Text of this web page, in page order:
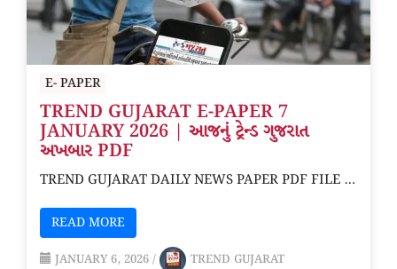
E- PAPER
TREND GUJARAT E-PAPER 7
JANUARY 2026 | આજનું ટ્રેન્ડ ગુજરાત
અખબાર PDF
TREND GUJARAT DAILY NEWS PAPER PDF FILE …
READ MORE
JANUARY 6, 2026 / TREND GUJARAT